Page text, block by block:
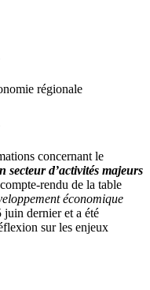
régionale
concernant le
d’activités majeurs
rendu de la table
économique
juin dernier et a été
sur les enjeux